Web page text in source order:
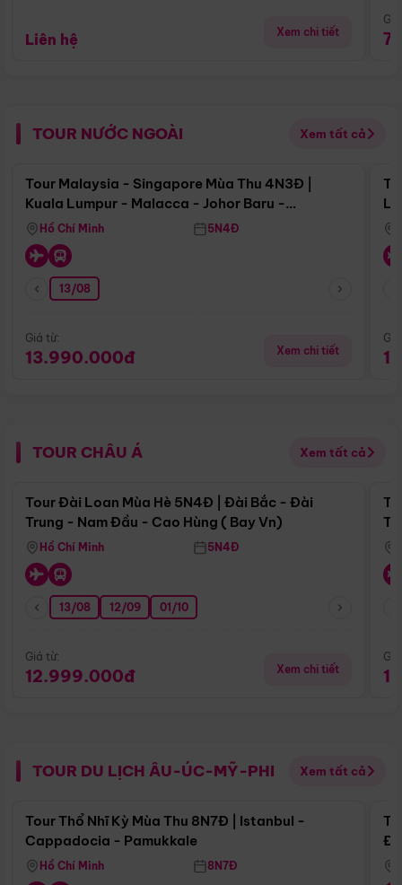
Liên hệ Xem chi tiết
TOUR NƯỚC NGOÀI Xem tất cả
Điểm nổi bật
Tour Malaysia - Singapore Mùa Thu 4N3Đ |
Kuala Lumpur - Malacca - Johor Baru -
Singapore
Hồ Chí Minh 5N4Đ
13/08
Giá từ:
13.990.000đ Xem chi tiết
TOUR CHÂU Á Xem tất cả
Điểm nổi bật
Tour Đài Loan Mùa Hè 5N4Đ | Đài Bắc - Đài
Trung - Nam Đầu - Cao Hùng ( Bay Vn)
Hồ Chí Minh 5N4Đ
13/08 12/09 01/10
Giá từ:
12.999.000đ Xem chi tiết
TOUR DU LỊCH ÂU-ÚC-MỸ-PHI Xem tất cả
Điểm nổi bật
Tour Thổ Nhĩ Kỳ Mùa Thu 8N7Đ | Istanbul -
Cappadocia - Pamukkale
Hồ Chí Minh 8N7Đ